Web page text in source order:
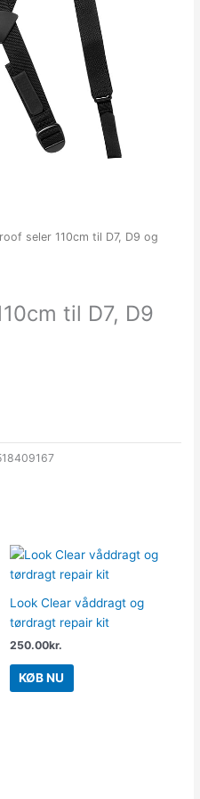
seler 110cm til D7, D9 og
til D7, D9
Look Clear våddragt og
tørdragt repair kit
250.00kr.
KØB NU